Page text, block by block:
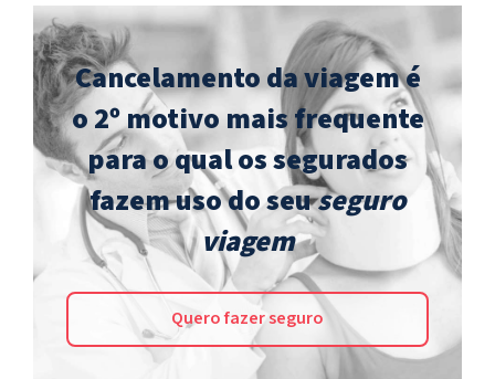
Cancelamento da viagem é
o 2º motivo mais frequente
para o qual os segurados
fazem uso do seuseguro
viagem
Quero fazer seguro